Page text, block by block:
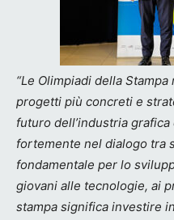
“Le Olimpiadi della
progetti più concreti e
futuro dell’industria
fortemente nel dialogo tra
fondamentale per lo
giovani alle tecnologie, ai
stampa significa investire